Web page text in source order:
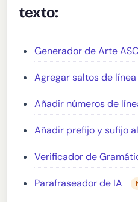
texto:
Generador de Arte
Agregar saltos de línea
Añadir números de
Añadir prefijo y sufijo
Verificador de
Parafraseador de IA